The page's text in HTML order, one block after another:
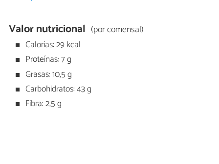
Valor nutricional (por comensal)
Calorías: 29 kcal
Proteínas: 7 g
Grasas: 10,5 g
Carbohidratos: 43 g
Fibra: 2,5 g